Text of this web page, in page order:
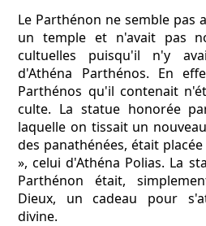
Le Parthénon ne semble pas
un temple et n'avait pas
cultuelles puisqu'il n'y
d'Athéna Parthénos. En
Parthénos qu'il contenait
culte. La statue honorée
laquelle on tissait un
des panathénées, était
», celui d'Athéna Polias. La
Parthénon était,
Dieux, un cadeau pour
divine.